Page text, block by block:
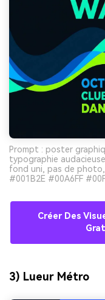
Prompt : poster
typographie
fond uni, pas de
#001B2E #00A6FF
Créer Des
3) Lueur Métro